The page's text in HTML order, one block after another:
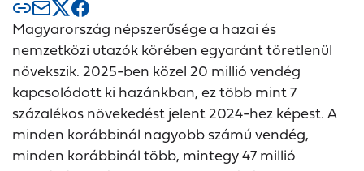
Magyarország népszerűsége a hazai és
nemzetközi utazók körében egyaránt töretlenül
növekszik. 2025-ben közel 20 millió vendég
kapcsolódott ki hazánkban, ez több mint 7
százalékos növekedést jelent 2024-hez képest. A
minden korábbinál nagyobb számú vendég,
minden korábbinál több, mintegy 47 millió